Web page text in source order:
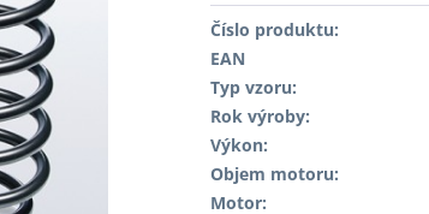
Číslo produktu:
EAN
Typ vzoru:
Rok výroby:
Výkon:
Objem motoru:
Motor: